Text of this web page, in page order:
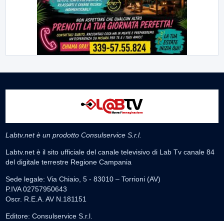
Labtv.net è un prodotto Consulservice S.r.l.
Labtv.net è il sito ufficiale del canale televisivo di Lab Tv canale 84
del digitale terrestre Regione Campania
Sede legale: Via Chiaio, 5 - 83010 – Torrioni (AV)
P.IVA 02757950643
Oscr. R.E.A. AV N.181151
Editore: Consulservice S.r.l.